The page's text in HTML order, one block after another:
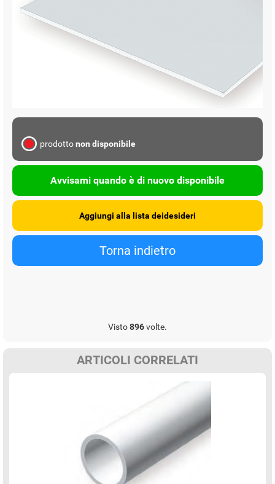
prodottonon disponibile
Avvisami quando è di nuovo disponibile
Visto896volte.
ARTICOLI CORRELATI